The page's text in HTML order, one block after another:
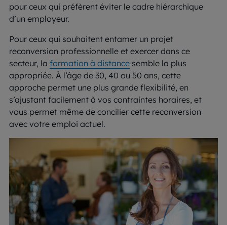
pour ceux qui préfèrent éviter le cadre hiérarchique
d’un employeur.
Pour ceux qui souhaitent entamer un projet
reconversion professionnelle et exercer dans ce
secteur, la formation à distance semble la plus
appropriée. À l’âge de 30, 40 ou 50 ans, cette
approche permet une plus grande flexibilité, en
s’ajustant facilement à vos contraintes horaires, et
vous permet même de concilier cette reconversion
avec votre emploi actuel.